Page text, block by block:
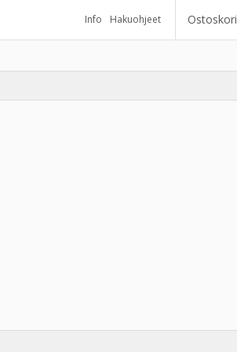
Info Hakuohjeet Ostoskori